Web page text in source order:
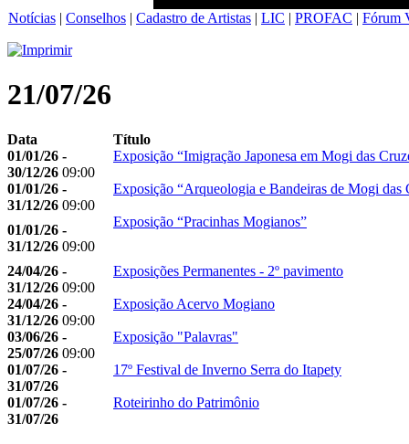
Notícias | Conselhos | Cadastro de Artistas | LIC | PROFAC | Fórum
21/07/26
Data
Título
01/01/26 -
30/12/26 09:00
Exposição “Imigração Japonesa em Mogi das
01/01/26 -
31/12/26 09:00
Exposição “Arqueologia e Bandeiras de Mogi das
01/01/26 -
31/12/26 09:00
Exposição “Pracinhas Mogianos”
24/04/26 -
31/12/26 09:00
Exposições Permanentes - 2º pavimento
24/04/26 -
31/12/26 09:00
Exposição Acervo Mogiano
03/06/26 -
25/07/26 09:00
Exposição "Palavras"
01/07/26 -
31/07/26
17º Festival de Inverno Serra do Itapety
01/07/26 -
31/07/26
Roteirinho do Patrimônio